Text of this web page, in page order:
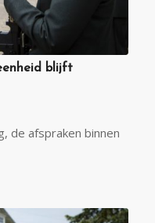
blijft
de afspraken binnen